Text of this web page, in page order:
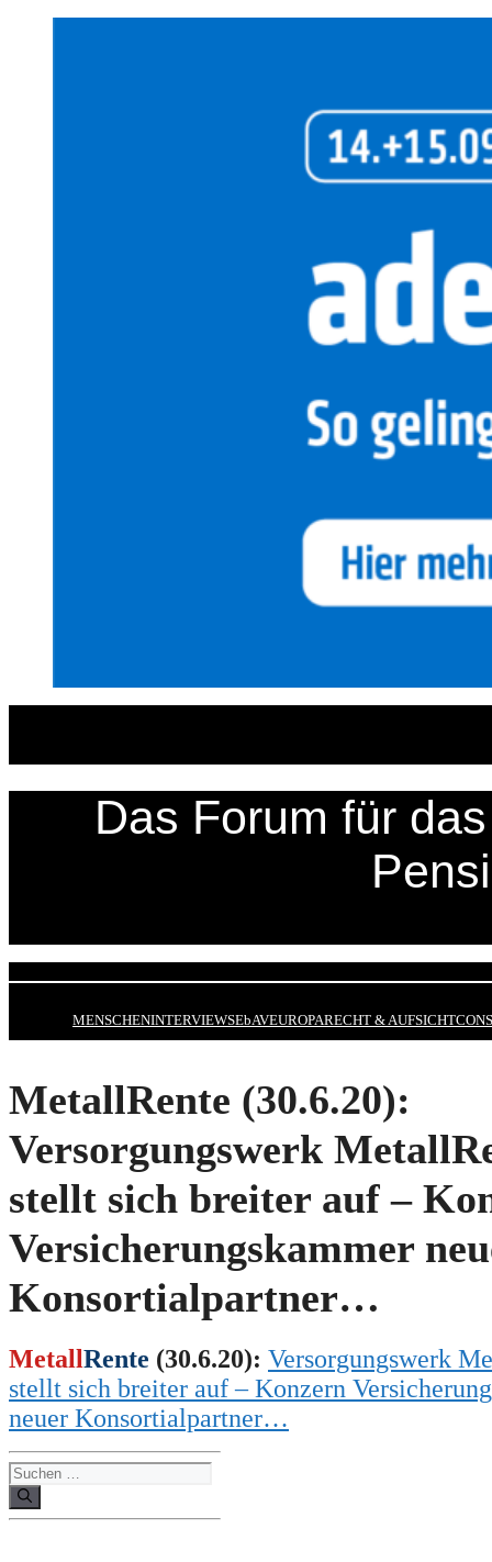
Das Forum für
MENSCHENINTERVIEWSEbAVEUROPARECHT & AUFSICHT
MetallRente (30.6.20):
Versorgungswerk
stellt sich breiter auf –
Versicherungskammer
Konsortialpartner…
MetallRente (30.6.20): Versorgungswerk
stellt sich breiter auf – Konzern
neuer Konsortialpartner…
Suchen
nach: